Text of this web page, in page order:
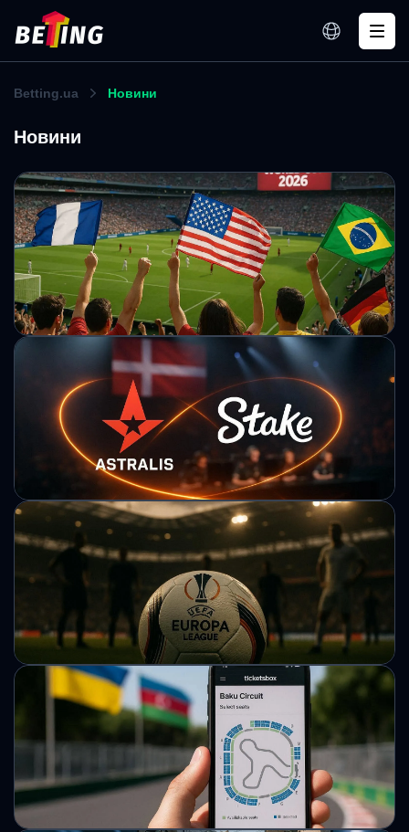
Betting.ua Новини
Новини
ФІФА похвалилася реалізацією квитків на
ЧС-2026
ФІФА повідомила про рекордний попит на ЧС-2026:
реалізовано майже 2 мільйони квитків на турнір у США,
Канаді та Мексиці.
Михайло Кузьменко
Astralis укладає стратегічне партнерство
зі Stake
Кіберспортивна організація Astralis почала співпрацю зі
Stake, яка офіційно вийшла на ринок Данії після
отримання локальної ліцензії.
Михайло Кузьменко
Хто виграє Лігу Європи: букмекери
назвали фаворита турніру
Аналітики оцінили шанси клубів перед вирішальною
стадією єврокубка. Французький та іспанський гранди
також входять до числа претендентів.
Михайло Кузьменко